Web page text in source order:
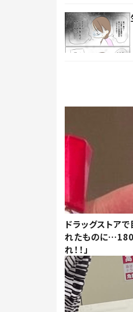
ドラッグストア
れたものに…180
れ！！」